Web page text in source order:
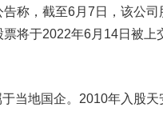
称，截至6月7日，该公司
将于2022年6月14日被上
地国企。2010年入股天